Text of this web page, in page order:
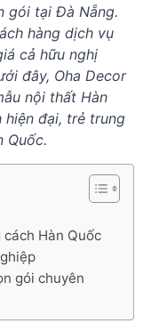
gói tại Đà Nẵng.
hàng dịch vụ
cả hữu nghị
đây, Oha Decor
nội thất Hàn
đại, trẻ trung
Quốc.
Hàn Quốc
gói chuyên